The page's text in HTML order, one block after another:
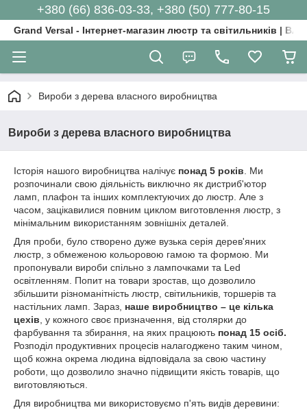
+380 (66) 836-03-33, +380 (50) 777-80-15
Grand Versal - Інтернет-магазин люстр та світильників |
Вироби з дерева власного виробництва
Вироби з дерева власного виробництва
Історія нашого виробництва налічує понад 5 років . Ми
розпочинали свою діяльність виключно як дистриб'ютор
ламп, плафон та інших комплектуючих до люстр. Але з
часом, зацікавилися повним циклом виготовлення люстр, з
мінімальним використанням зовнішніх деталей.
Для проби, було створено дуже вузька серія дерев'яних
люстр, з обмеженою кольоровою гамою та формою. Ми
пропонували вироби спільно з лампочками та Led
освітленням. Попит на товари зростав, що дозволило
збільшити різноманітність люстр, світильників, торшерів та
настільних ламп. Зараз, наше виробництво – це кілька
цехів , у кожного своє призначення, від столярки до
фарбування та збирання, на яких працюють понад 15 осіб.
Розподіл продуктивних процесів налагоджено таким чином,
щоб кожна окрема людина відповідала за свою частину
роботи, що дозволило значно підвищити якість товарів, що
виготовляються.
Для виробництва ми використовуємо п'ять видів деревини: